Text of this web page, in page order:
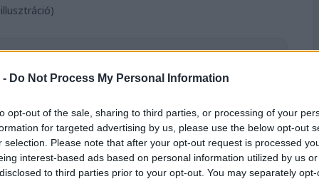
- Do Not Process My Personal Information
opt-out of the sale, sharing to third parties, or processing of your
for targeted advertising by us, please use the below opt-out
selection. Please note that after your opt-out request is processed
interest-based ads based on personal information utilized by us
to third parties prior to your opt-out. You may separately